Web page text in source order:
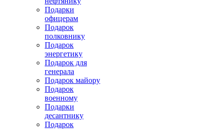
Подарки
офицерам
Подарок
полковнику
Подарок
энергетику
Подарок для
генерала
Подарок майору
Подарок
военному
Подарки
десантнику
Подарок